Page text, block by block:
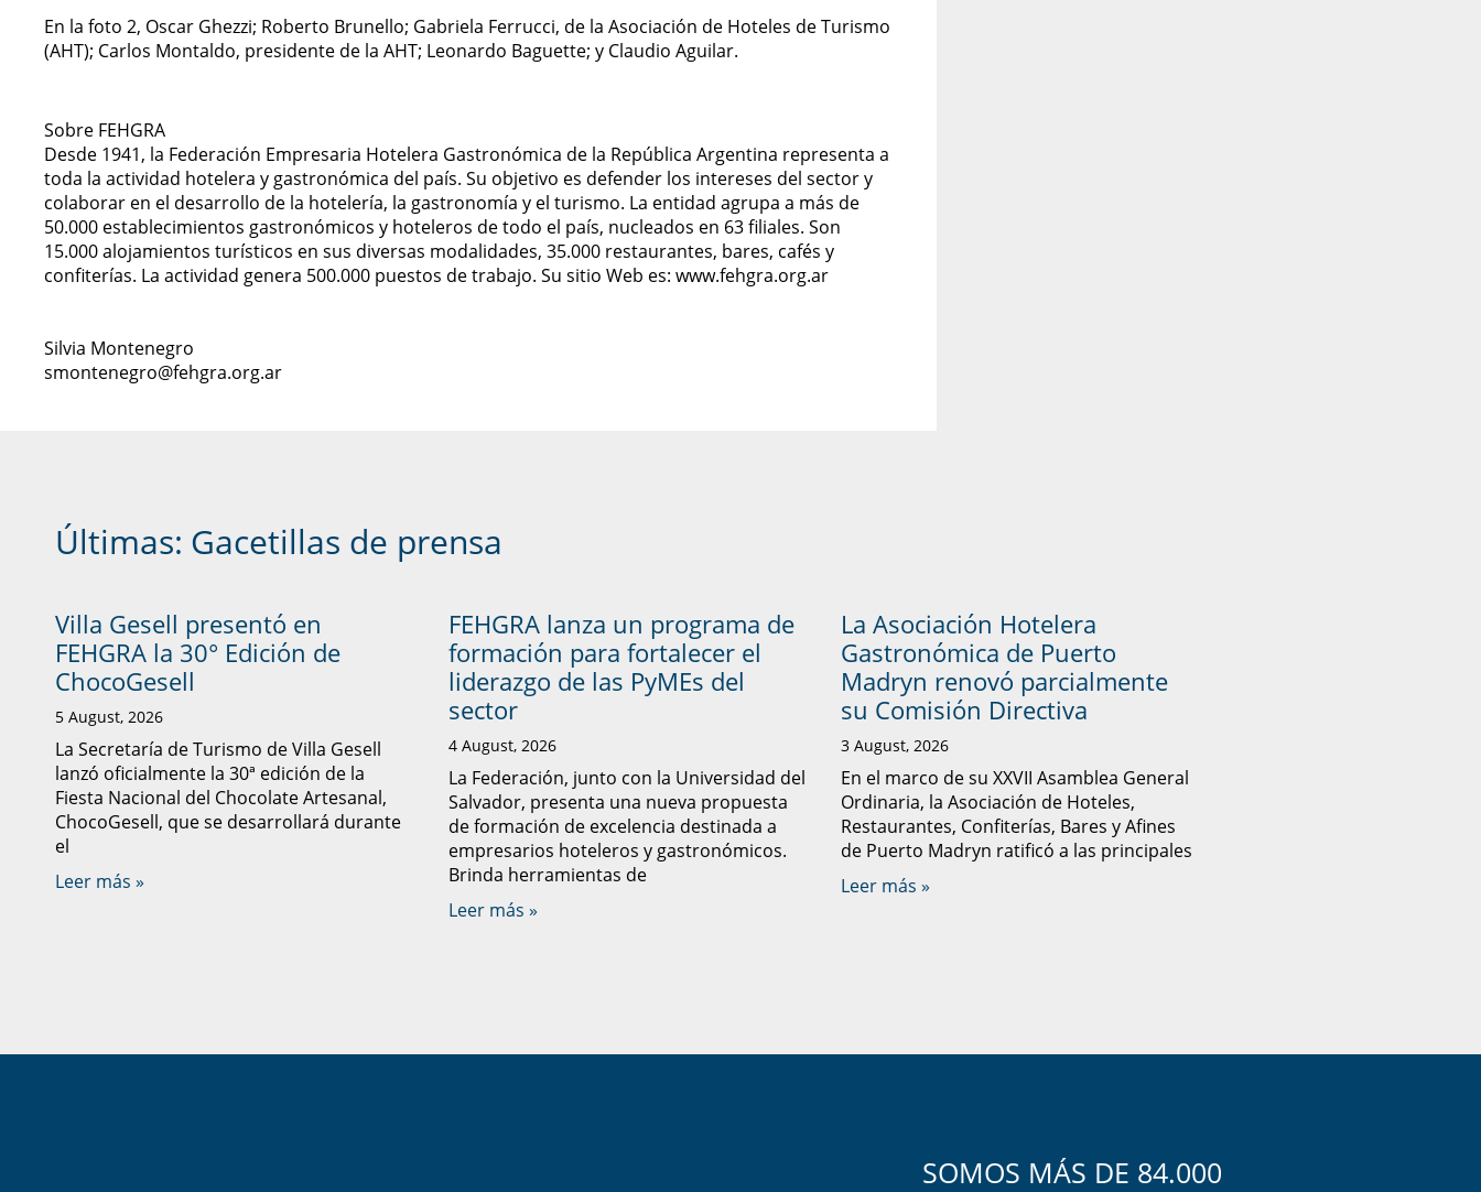
En la foto 2, Oscar Ghezzi; Roberto Brunello; Gabriela Ferrucci, de la Asociación de Hoteles de Turismo
(AHT); Carlos Montaldo, presidente de la AHT; Leonardo Baguette; y Claudio Aguilar.
Sobre FEHGRA
Desde 1941, la Federación Empresaria Hotelera Gastronómica de la República Argentina representa a
toda la actividad hotelera y gastronómica del país. Su objetivo es defender los intereses del sector y
colaborar en el desarrollo de la hotelería, la gastronomía y el turismo. La entidad agrupa a más de
50.000 establecimientos gastronómicos y hoteleros de todo el país, nucleados en 63 filiales. Son
15.000 alojamientos turísticos en sus diversas modalidades, 35.000 restaurantes, bares, cafés y
confiterías. La actividad genera 500.000 puestos de trabajo. Su sitio Web es: www.fehgra.org.ar
Silvia Montenegro
smontenegro@fehgra.org.ar
Últimas: Gacetillas de prensa
Villa Gesell presentó en
FEHGRA la 30° Edición de
ChocoGesell
5 August, 2026
La Secretaría de Turismo de Villa Gesell
lanzó oficialmente la 30ª edición de la
Fiesta Nacional del Chocolate Artesanal,
ChocoGesell, que se desarrollará durante
el
Leer más »
FEHGRA lanza un programa de
formación para fortalecer el
liderazgo de las PyMEs del
sector
4 August, 2026
La Federación, junto con la Universidad del
Salvador, presenta una nueva propuesta
de formación de excelencia destinada a
empresarios hoteleros y gastronómicos.
Brinda herramientas de
Leer más »
La Asociación Hotelera
Gastronómica de Puerto
Madryn renovó parcialmente
su Comisión Directiva
3 August, 2026
En el marco de su XXVII Asamblea General
Ordinaria, la Asociación de Hoteles,
Restaurantes, Confiterías, Bares y Afines
de Puerto Madryn ratificó a las principales
Leer más »
SOMOS MÁS DE 84.000